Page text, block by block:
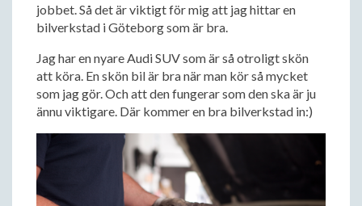
jobbet. Så det är viktigt för mig att jag hittar en
bilverkstad i Göteborg som är bra.
Jag har en nyare Audi SUV som är så otroligt skön
att köra. En skön bil är bra när man kör så mycket
som jag gör. Och att den fungerar som den ska är ju
ännu viktigare. Där kommer en bra bilverkstad in:)